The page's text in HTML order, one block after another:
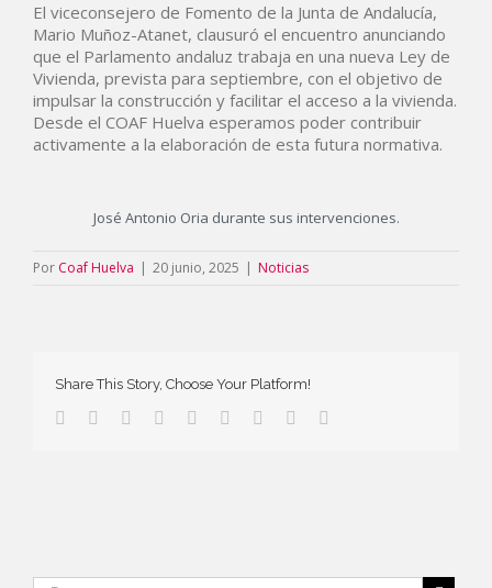
El viceconsejero de Fomento de la Junta de Andalucía,
Mario Muñoz-Atanet, clausuró el encuentro anunciando
que el Parlamento andaluz trabaja en una nueva Ley de
Vivienda, prevista para septiembre, con el objetivo de
impulsar la construcción y facilitar el acceso a la vivienda.
Desde el COAF Huelva esperamos poder contribuir
activamente a la elaboración de esta futura normativa.
José Antonio Oria durante sus intervenciones.
Por Coaf Huelva | 20 junio, 2025 | Noticias
Share This Story, Choose Your Platform!